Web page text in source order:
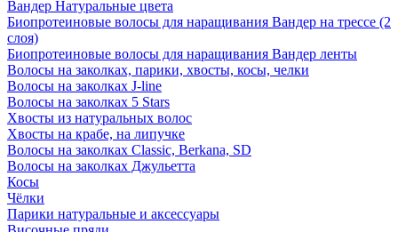
Вандер Натуральные цвета
Биопротеиновые волосы для наращивания Вандер на трессе (2
слоя)
Биопротеиновые волосы для наращивания Вандер ленты
Волосы на заколках, парики, хвосты, косы, челки
Волосы на заколках J-line
Волосы на заколках 5 Stars
Хвосты из натуральных волос
Хвосты на крабе, на липучке
Волосы на заколках Classic, Berkana, SD
Волосы на заколках Джульетта
Косы
Чёлки
Парики натуральные и аксессуары